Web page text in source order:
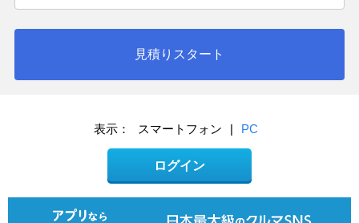
見積りスタート
表示： スマートフォン | PC
ログイン